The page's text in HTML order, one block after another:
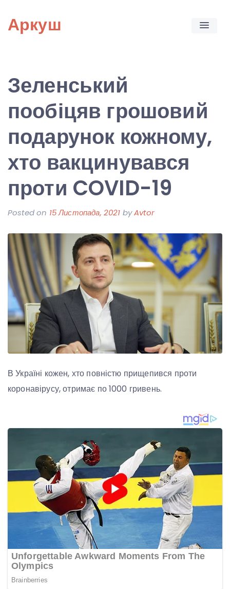
content
Аркуш
Зеленський
пообіцяв грошовий
подарунок кожному,
хто вакцинувався
проти COVID-19
Posted on 15 Листопада, 2021 byAvtor
В Україні кожен, хто повністю прищепився проти
коронавірусу, отримає по 1000 гривень.